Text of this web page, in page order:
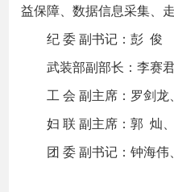
益保障、数据信息采集、
纪 委 副书记：彭 俊
武装部副部长：李
工 会 副主席：罗剑
妇 联 副主席：郭 灿
团 委 副书记：钟海伟